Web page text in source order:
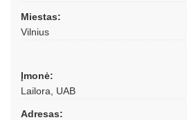
Miestas:
Vilnius
Įmonė:
Lailora, UAB
Adresas: